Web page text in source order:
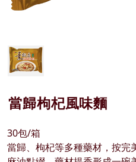
當歸枸杞風味麵
30包/箱
當歸、枸杞等多種藥材，按完